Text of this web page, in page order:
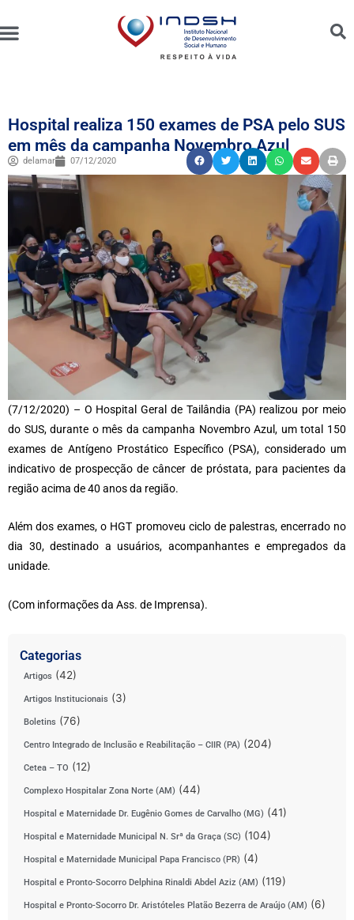
Hospital realiza 150 exames de PSA pelo SUS
em mês da campanha Novembro Azul
delamar 07/12/2020
(7/12/2020) – O Hospital Geral de Tailândia (PA) realizou por meio
do SUS, durante o mês da campanha Novembro Azul, um total 150
exames de Antígeno Prostático Específico (PSA), considerado um
indicativo de prospecção de câncer de próstata, para pacientes da
região acima de 40 anos da região.
Além dos exames, o HGT promoveu ciclo de palestras, encerrado no
dia 30, destinado a usuários, acompanhantes e empregados da
unidade.
(Com informações da Ass. de Imprensa).
Categorias
Artigos (42)
Artigos Institucionais (3)
Boletins (76)
Centro Integrado de Inclusão e Reabilitação – CIIR (PA) (204)
Cetea – TO (12)
Complexo Hospitalar Zona Norte (AM) (44)
Hospital e Maternidade Dr. Eugênio Gomes de Carvalho (MG) (41)
Hospital e Maternidade Municipal N. Srª da Graça (SC) (104)
Hospital e Maternidade Municipal Papa Francisco (PR) (4)
Hospital e Pronto-Socorro Delphina Rinaldi Abdel Aziz (AM) (119)
Hospital e Pronto-Socorro Dr. Aristóteles Platão Bezerra de Araújo (AM) (6)